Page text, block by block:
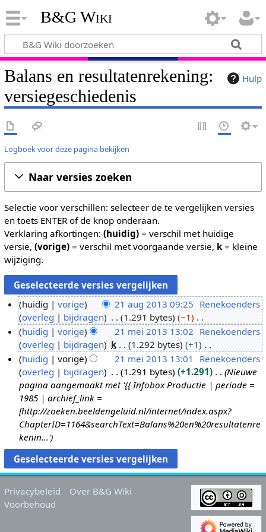
B&G Wiki
Hulp
Balans en resultatenrekening:
versiegeschiedenis
Logboek voor deze pagina bekijken
Naar versies zoeken
Selectie voor verschillen: selecteer de te vergelijken versies
en toets ENTER of de knop onderaan.
Verklaring afkortingen: (huidig)= verschil met huidige
versie, (vorige)= verschil met voorgaande versie, k= kleine
wijziging.
1
u
huidig vorige 21 aug 2013 09:25 Renekoenders
overleg
bijdragen 1.291 bytes
−1
G
e
e
n
b
e
w
e
r
k
i
n
1
huidig vorige 21 mei 2013 13:02 Renekoenders
overleg
bijdragen k 1.292 bytes
+1
G
e
e
n
b
e
w
e
r
k
i
n
huidig vorige 21 mei 2013 13:01
Renekoenders
overleg
bijdragen 1.291 bytes +1.291
Nieuwe
pagina aangemaakt met '{{ Infobox Productie | periode =
1985 | archief_link =
[http://zoeken.beeldengeluid.nl/internet/index.aspx?
ChapterID=1164&searchText=Balans%20en%20resultatenre
kenin...'
Privacybeleid
Over B&G Wiki
Voorbehoud